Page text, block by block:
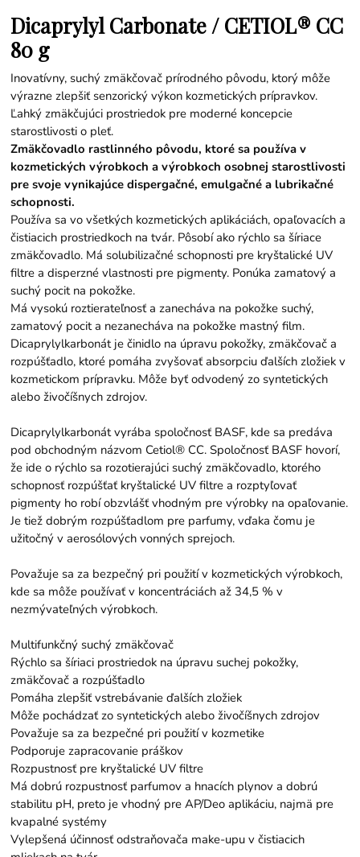
Dicaprylyl Carbonate / CETIOL® CC
80 g
Inovatívny, suchý zmäkčovač prírodného pôvodu, ktorý môže
výrazne zlepšiť senzorický výkon kozmetických prípravkov.
Ľahký zmäkčujúci prostriedok pre moderné koncepcie
starostlivosti o pleť.
Zmäkčovadlo rastlinného pôvodu, ktoré sa používa v
kozmetických výrobkoch a výrobkoch osobnej starostlivosti
pre svoje vynikajúce dispergačné, emulgačné a lubrikačné
schopnosti.
Používa sa vo všetkých kozmetických aplikáciách, opaľovacích a
čistiacich prostriedkoch na tvár. Pôsobí ako rýchlo sa šíriace
zmäkčovadlo. Má solubilizačné schopnosti pre kryštalické UV
filtre a disperzné vlastnosti pre pigmenty. Ponúka zamatový a
suchý pocit na pokožke.
Má vysokú roztierateľnosť a zanecháva na pokožke suchý,
zamatový pocit a nezanecháva na pokožke mastný film.
Dicaprylylkarbonát je činidlo na úpravu pokožky, zmäkčovač a
rozpúšťadlo, ktoré pomáha zvyšovať absorpciu ďalších zložiek v
kozmetickom prípravku. Môže byť odvodený zo syntetických
alebo živočíšnych zdrojov.
Dicaprylylkarbonát vyrába spoločnosť BASF, kde sa predáva
pod obchodným názvom Cetiol® CC. Spoločnosť BASF hovorí,
že ide o rýchlo sa rozotierajúci suchý zmäkčovadlo, ktorého
schopnosť rozpúšťať kryštalické UV filtre a rozptyľovať
pigmenty ho robí obzvlášť vhodným pre výrobky na opaľovanie.
Je tiež dobrým rozpúšťadlom pre parfumy, vďaka čomu je
užitočný v aerosólových vonných sprejoch.
Považuje sa za bezpečný pri použití v kozmetických výrobkoch,
kde sa môže používať v koncentráciách až 34,5 % v
nezmývateľných výrobkoch.
Multifunkčný suchý zmäkčovač
Rýchlo sa šíriaci prostriedok na úpravu suchej pokožky,
zmäkčovač a rozpúšťadlo
Pomáha zlepšiť vstrebávanie ďalších zložiek
Môže pochádzať zo syntetických alebo živočíšnych zdrojov
Považuje sa za bezpečné pri použití v kozmetike
Podporuje zapracovanie práškov
Rozpustnosť pre kryštalické UV filtre
Má dobrú rozpustnosť parfumov a hnacích plynov a dobrú
stabilitu pH, preto je vhodný pre AP/Deo aplikáciu, najmä pre
kvapalné systémy
Vylepšená účinnosť odstraňovača make-upu v čistiacich